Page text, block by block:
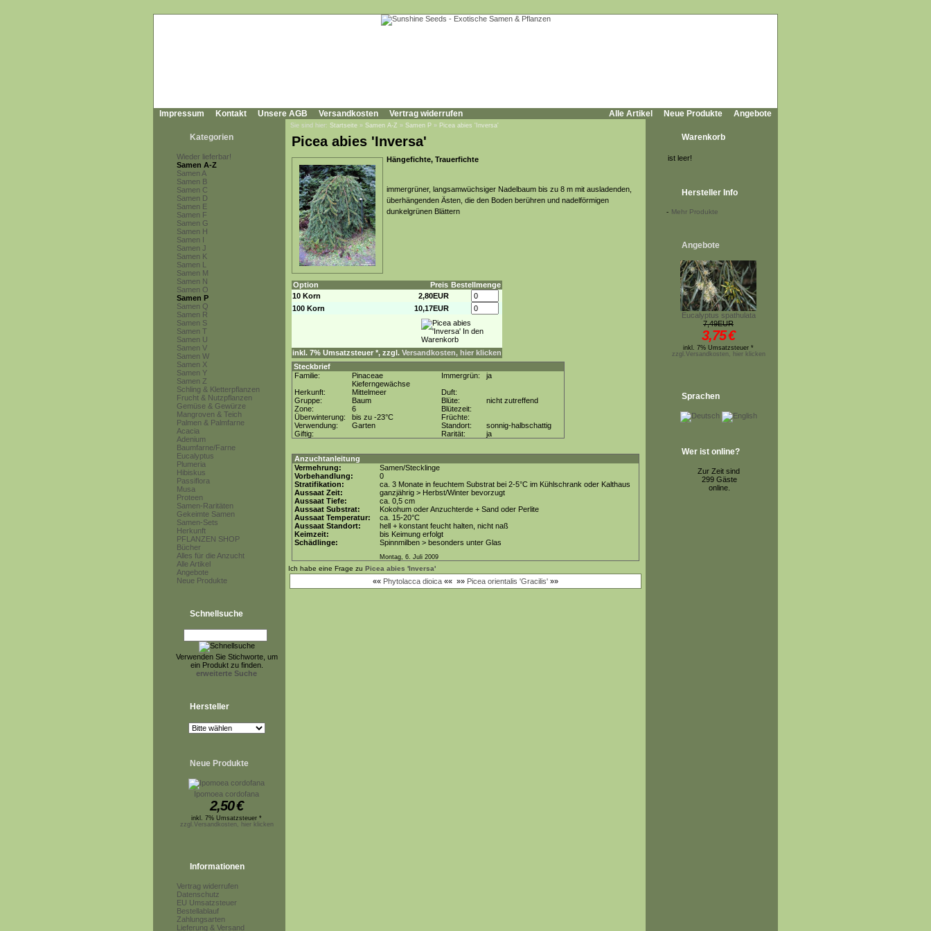
Impressum Kontakt Unsere AGB Versandkosten Vertrag widerrufen Alle Artikel Neue Produkte Angebote
Kategorien
Wieder lieferbar!
Samen A-Z
Samen A
Samen B
Samen C
Samen D
Samen E
Samen F
Samen G
Samen H
Samen I
Samen J
Samen K
Samen L
Samen M
Samen N
Samen O
Samen P
Samen Q
Samen R
Samen S
Samen T
Samen U
Samen V
Samen W
Samen X
Samen Y
Samen Z
Schling & Kletterpflanzen
Frucht & Nutzpflanzen
Gemüse & Gewürze
Mangroven & Teich
Palmen & Palmfarne
Acacia
Adenium
Baumfarne/Farne
Eucalyptus
Plumeria
Hibiskus
Passiflora
Musa
Proteen
Samen-Raritäten
Gekeimte Samen
Samen-Sets
Herkunft
PFLANZEN SHOP
Bücher
Alles für die Anzucht
Alle Artikel
Angebote
Neue Produkte
Schnellsuche
Verwenden Sie Stichworte, um
ein Produkt zu finden.
erweiterte Suche
Hersteller
Neue Produkte
Ipomoea cordofana
2,50€
inkl. 7% Umsatzsteuer *
zzgl.Versandkosten, hier klicken
Informationen
Vertrag widerrufen
Datenschutz
EU Umsatzsteuer
Bestellablauf
Zahlungsarten
Lieferung & Versand
Sie sind hier: Startseite » Samen A-Z » Samen P » Picea abies 'Inversa'
Picea abies 'Inversa'
Hängefichte, Trauerfichte
immergrüner, langsamwüchsiger Nadelbaum bis zu 8 m mit ausladenden,
überhängenden Ästen, die den Boden berühren und nadelförmigen
dunkelgrünen Blättern
Option Preis Bestellmenge
10 Korn
2,80EUR
100 Korn
10,17EUR
inkl. 7% Umsatzsteuer *, zzgl. Versandkosten, hier klicken
Steckbrief
Familie:
Pinaceae
Kieferngewächse
Immergrün:
ja
Herkunft:
Mittelmeer
Duft:
Gruppe:
Baum Blüte:
nicht zutreffend
Zone:
6
Blütezeit:
Überwinterung:
bis zu -23°C
Früchte:
Verwendung:
Garten Standort:
sonnig-halbschattig
Giftig:
Rarität: ja
Anzuchtanleitung
Vermehrung:
Samen/Stecklinge
Vorbehandlung:
0
Stratifikation:
ca. 3 Monate in feuchtem Substrat bei 2-5°C im Kühlschrank oder Kalthaus
Aussaat Zeit:
ganzjährig > Herbst/Winter bevorzugt
Aussaat Tiefe:
ca. 0,5 cm
Aussaat Substrat:
Kokohum oder Anzuchterde + Sand oder Perlite
Aussaat Temperatur:
ca. 15-20°C
Aussaat Standort:
hell + konstant feucht halten, nicht naß
Keimzeit:
bis Keimung erfolgt
Schädlinge:
Spinnmilben > besonders unter Glas
Montag, 6. Juli 2009
Ich habe eine Frage zu Picea abies 'Inversa'
«« Phytolacca dioica «« »» Picea orientalis 'Gracilis' »»
Warenkorb
ist leer!
Hersteller Info
- Mehr Produkte
Angebote
Eucalyptus spathulata
7,49EUR
3,75€
inkl. 7% Umsatzsteuer *
zzgl.Versandkosten, hier klicken
Sprachen
Wer ist online?
Zur Zeit sind
299 Gäste
online.